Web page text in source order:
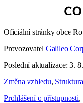
Oficiální stránky obce
Provozovatel Galileo
Poslední aktualizace: 3.
Změna vzhledu,
Prohlášení o přístupnosti,